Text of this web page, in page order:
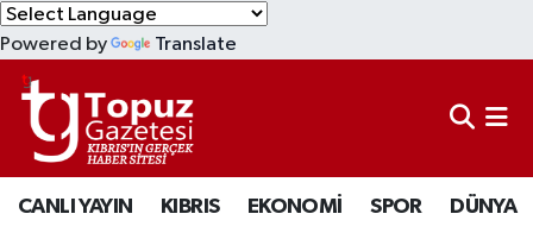
Powered by Translate
CANLI YAYIN KIBRIS EKONOMİ SPOR DÜNYA
KIBRIS
DÜNYA
EKONOMİ
Lefkoşa Nöbetçi Eczaneler
Lefkoşa Hava Durumu
Lefkoşa Trafik Yoğunluk Haritası